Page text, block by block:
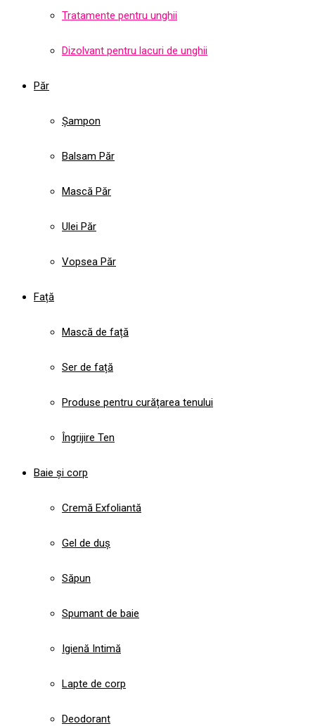
Tratamente pentru unghii
Dizolvant pentru lacuri de unghii
Păr
Șampon
Balsam Păr
Mască Păr
Ulei Păr
Vopsea Păr
Față
Mască de față
Ser de față
Produse pentru curățarea tenului
Îngrijire Ten
Baie și corp
Cremă Exfoliantă
Gel de duș
Săpun
Spumant de baie
Igienă Intimă
Lapte de corp
Deodorant